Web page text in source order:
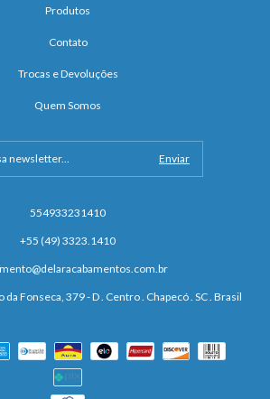
Produtos
Contato
Trocas e Devoluções
Quem Somos
554933231410
+55 (49) 3323.1410
Fonseca, 379 - D . Centro . Chapecó . SC . Brasil